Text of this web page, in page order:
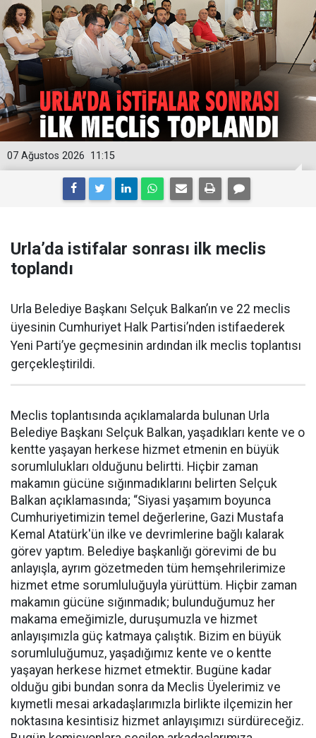
11:15
07 Ağustos 2026
Urla’da istifalar sonrası ilk meclis
toplandı
Urla Belediye Başkanı Selçuk Balkan’ın ve 22 meclis
üyesinin Cumhuriyet Halk Partisi’nden istifaederek
Yeni Parti’ye geçmesinin ardından ilk meclis toplantısı
gerçekleştirildi.
Meclis toplantısında açıklamalarda bulunan Urla
Belediye Başkanı Selçuk Balkan, yaşadıkları kente ve o
kentte yaşayan herkese hizmet etmenin en büyük
sorumlulukları olduğunu belirtti. Hiçbir zaman
makamın gücüne sığınmadıklarını belirten Selçuk
Balkan açıklamasında; “Siyasi yaşamım boyunca
Cumhuriyetimizin temel değerlerine, Gazi Mustafa
Kemal Atatürk'ün ilke ve devrimlerine bağlı kalarak
görev yaptım. Belediye başkanlığı görevimi de bu
anlayışla, ayrım gözetmeden tüm hemşehrilerimize
hizmet etme sorumluluğuyla yürüttüm. Hiçbir zaman
makamın gücüne sığınmadık; bulunduğumuz her
makama emeğimizle, duruşumuzla ve hizmet
anlayışımızla güç katmaya çalıştık. Bizim en büyük
sorumluluğumuz, yaşadığımız kente ve o kentte
yaşayan herkese hizmet etmektir. Bugüne kadar
olduğu gibi bundan sonra da Meclis Üyelerimiz ve
kıymetli mesai arkadaşlarımızla birlikte ilçemizin her
noktasına kesintisiz hizmet anlayışımızı sürdüreceğiz.